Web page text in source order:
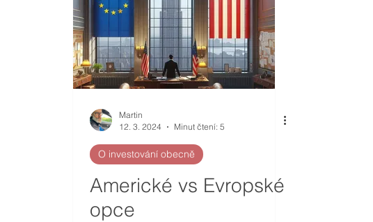
Martin
12. 3. 2024
Minut čtení: 5
O investování obecně
Americké vs Evropské
opce